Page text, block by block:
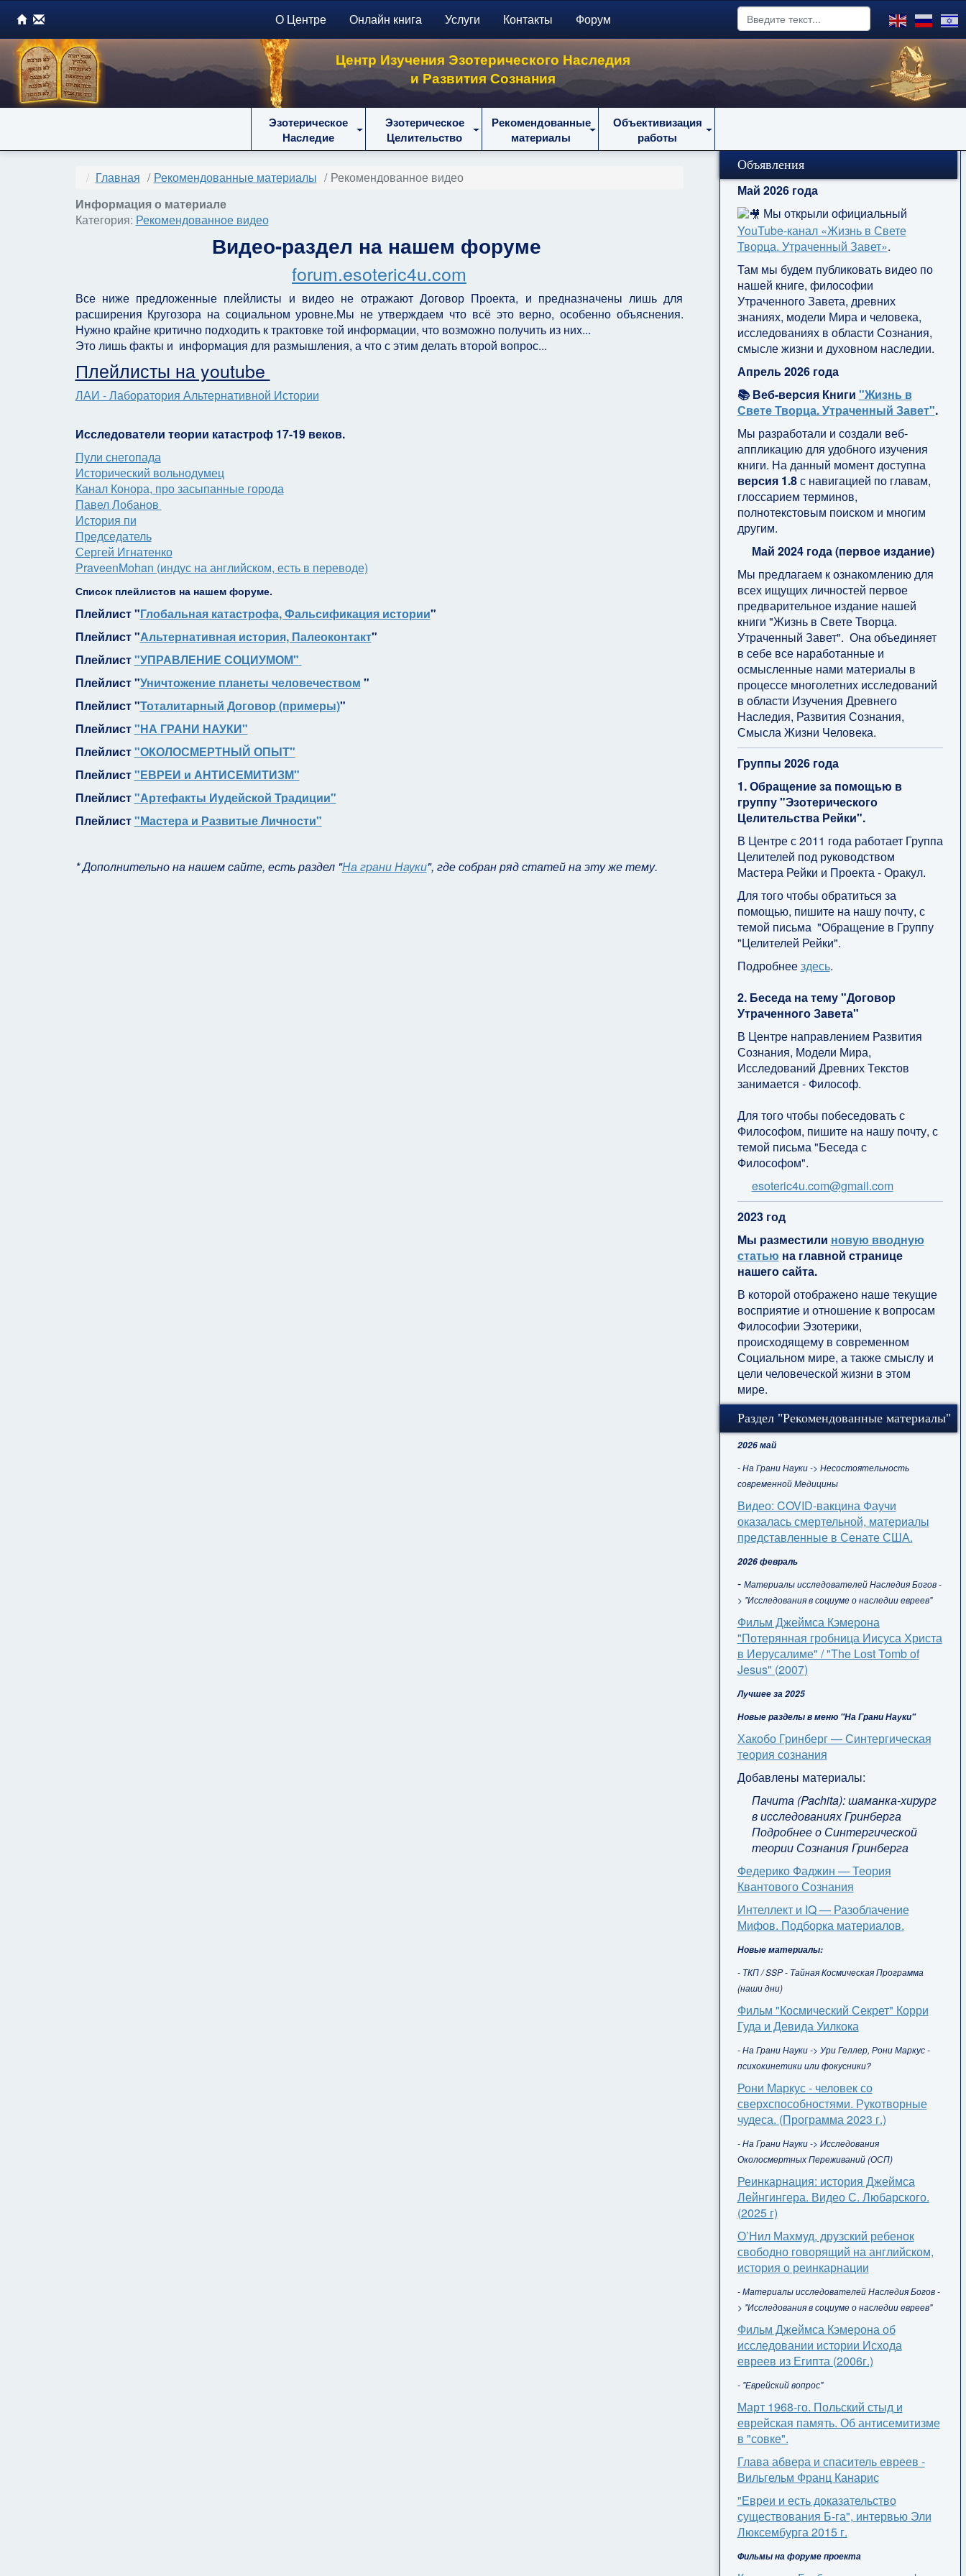
О Центре Онлайн книга Услуги Контакты Форум
Центр Изучения Эзотерического Наследия
и Развития Сознания
Эзотерическое
Наследие
Эзотерическое
Целительство
Рекомендованные
материалы
Объективизация
работы
Главная Рекомендованные материалы
Рекомендованное видео
Информация о материале
Категория: Рекомендованное видео
Видео-раздел на нашем форуме
forum.esoteric4u.com
Все ниже предложенные плейлисты и видео не отражают Договор Проекта, и предназначены лишь для
расширения Кругозора на социальном уровне.Мы не утверждаем что всё это верно, особенно объяснения.
Нужно крайне критично подходить к трактовке той информации, что возможно получить из них...
Это лишь факты и информация для размышления, а что с этим делать второй вопрос...
Плейлисты на youtube
ЛАИ - Лаборатория Альтернативной Истории
Исследователи теории катастроф 17-19 веков.
Пули снегопада
Исторический вольнодумец
Канал Конора, про засыпанные города
Павел Лобанов
История пи
Председатель
Сергей Игнатенко
PraveenMohan (индус на английском, есть в переводе)
Список плейлистов на нашем форуме.
Плейлист "Глобальная катастрофа, Фальсификация истории"
Плейлист "Альтернативная история, Палеоконтакт"
Плейлист"УПРАВЛЕНИЕ СОЦИУМОМ"
Плейлист "Уничтожение планеты человечеством "
Плейлист "Тоталитарный Договор (примеры)"
Плейлист"НА ГРАНИ НАУКИ"
Плейлист"ОКОЛОСМЕРТНЫЙ ОПЫТ"
Плейлист"ЕВРЕИ и АНТИСЕМИТИЗМ"
Плейлист"Артефакты Иудейской Традиции"
Плейлист"Мастера и Развитые Личности"
* Дополнительно на нашем сайте, есть раздел "На грани Науки", где собран ряд статей на эту же тему.
Объявления
Май 2026 года
Мы открыли официальный
YouTube‑канал «Жизнь в Свете
Творца. Утраченный Завет».
Там мы будем публиковать видео по
нашей книге, философии
Утраченного Завета, древних
знаниях, модели Мира и человека,
исследованиях в области Сознания,
смысле жизни и духовном наследии.
Апрель 2026 года
📚 Веб-версия Книги "Жизнь в
Свете Творца. Утраченный Завет".
Мы разработали и создали веб-
аппликацию для удобного изучения
книги. На данный момент доступна
версия 1.8с навигацией по главам,
глоссарием терминов,
полнотекстовым поиском и многим
другим.
Май 2024 года (первое издание)
Мы предлагаем к ознакомлению для
всех ищущих личностей первое
предварительное издание нашей
книги "Жизнь в Свете Творца.
Утраченный Завет". Она объединяет
в себе все наработанные и
осмысленные нами материалы в
процессе многолетних исследований
в области Изучения Древнего
Наследия, Развития Сознания,
Смысла Жизни Человека.
Группы 2026 года
1. Обращение за помощью в
группу "Эзотерического
Целительства Рейки".
В Центре с 2011 года работает Группа
Целителей под руководством
Мастера Рейки и Проекта - Оракул.
Для того чтобы обратиться за
помощью, пишите на нашу почту, с
темой письма "Обращение в Группу
"Целителей Рейки".
Подробнеездесь.
2. Беседа на тему "Договор
Утраченного Завета"
В Центре направлением Развития
Сознания, Модели Мира,
Исследований Древних Текстов
занимается - Философ.
Для того чтобы побеседовать с
Философом, пишите на нашу почту, с
темой письма "Беседа с
Философом".
esoteric4u.com@gmail.com
2023 год
Мы разместили новую вводную
статью на главной странице
нашего сайта.
В которой отображено наше текущие
восприятие и отношение к вопросам
Философии Эзотерики,
происходящему в современном
Социальном мире, а также смыслу и
цели человеческой жизни в этом
мире.
Раздел "Рекомендованные материалы"
2026 май
- На Грани Науки -> Несостоятельность
современной Медицины
Видео: COVID-вакцина Фаучи
оказалась смертельной, материалы
представленные в Сенате США.
2026 февраль
- Материалы исследователей Наследия Богов -
> "Исследования в социуме о наследии евреев"
Фильм Джеймса Кэмерона
"Потерянная гробница Иисуса Христа
в Иерусалиме" / "The Lost Tomb of
Jesus" (2007)
Лучшее за 2025
Новые разделы в меню "На Грани Науки"
Хакобо Гринберг — Синтергическая
теория сознания
Добавлены материалы:
Пачита (Pachita): шаманка-хирург
в исследованиях Гринберга
Подробнее о Синтергической
теории Сознания Гринберга
Федерико Фаджин — Теория
Квантового Сознания
Интеллект и IQ — Разоблачение
Мифов. Подборка материалов.
Новые материалы:
- ТКП / SSP - Тайная Космическая Программа
(наши дни)
Фильм "Космический Секрет" Корри
Гуда и Девида Уилкока
- На Грани Науки -> Ури Геллер, Рони Маркус -
психокинетики или фокусники?
Рони Маркус - человек со
сверхспособностями. Рукотворные
чудеса. (Программа 2023 г.)
- На Грани Науки -> Исследования
Околосмертных Переживаний (ОСП)
Реинкарнация: история Джеймса
Лейнгингера. Видео С. Любарского.
(2025 г)
О’Нил Махмуд, друзский ребенок
свободно говорящий на английском,
история о реинкарнации
- Материалы исследователей Наследия Богов -
> "Исследования в социуме о наследии евреев"
Фильм Джеймса Кэмерона об
исследовании истории Исхода
евреев из Египта (2006г.)
- "Еврейский вопрос"
Март 1968-го. Польский стыд и
еврейская память. Об антисемитизме
в "совке".
Глава абвера и спаситель евреев -
Вильгельм Франц Канарис
"Евреи и есть доказательство
существования Б-га", интервью Эли
Люксембурга 2015 г.
Фильмы на форуме проекта